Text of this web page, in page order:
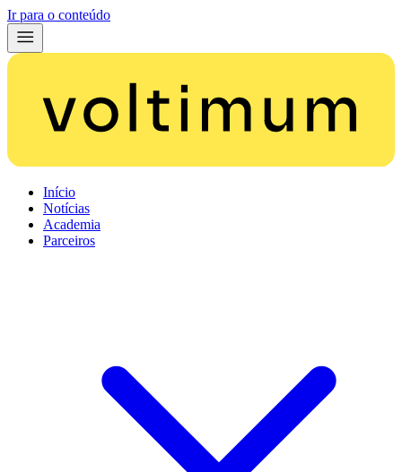
Ir para o conteúdo
Início
Notícias
Academia
Parceiros